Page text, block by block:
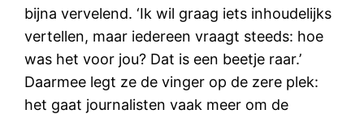
bijna vervelend. ‘Ik wil graag iets inhoudelijks
vertellen, maar iedereen vraagt steeds: hoe
was het voor jou? Dat is een beetje raar.’
Daarmee legt ze de vinger op de zere plek:
het gaat journalisten vaak meer om de